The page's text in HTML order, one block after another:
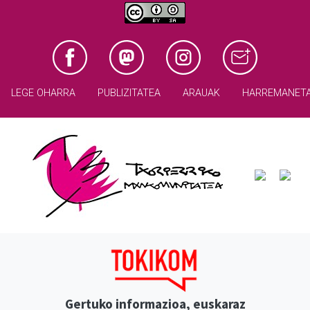
LEGE OHARRA PUBLIZITATEA ARAUAK
Gertuko informazioa, euskaraz